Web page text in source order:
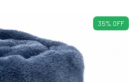
35% OFF